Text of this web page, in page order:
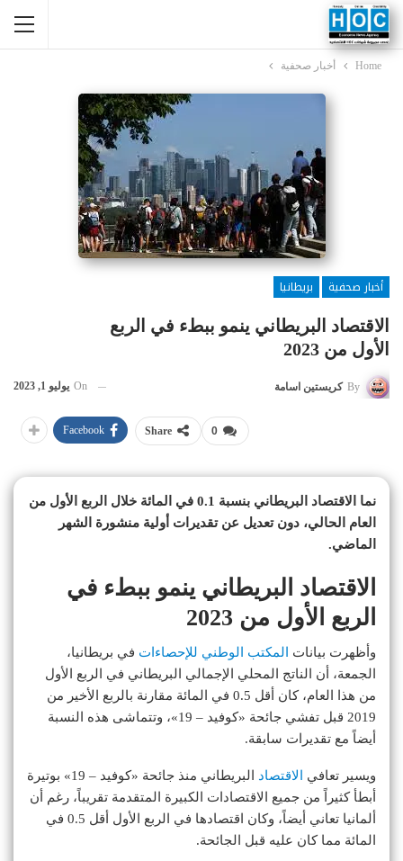
Home أخبار صحفية
أخبار صحفية
بريطانيا
الاقتصاد البريطاني ينمو ببطء في الربع
الأول من 2023
By كريستين اسامة On يوليو 1, 2023
0
Share
Facebook
نما الاقتصاد البريطاني بنسبة 0.1 في المائة خلال الربع الأول من
العام الحالي، دون تعديل عن تقديرات أولية منشورة الشهر
الماضي.
الاقتصاد البريطاني ينمو ببطء في
الربع الأول من 2023
وأظهرت بيانات المكتب الوطني للإحصاءات في بريطانيا،
الجمعة، أن الناتج المحلي الإجمالي البريطاني في الربع الأول
من هذا العام، كان أقل 0.5 في المائة مقارنة بالربع الأخير من
2019 قبل تفشي جائحة «كوفيد – 19»، وتتماشى هذه النسبة
أيضاً مع تقديرات سابقة.
ويسير تعافي الاقتصاد
البريطاني منذ جائحة «كوفيد – 19» بوتيرة
أبطأ كثيراً من جميع الاقتصادات الكبيرة المتقدمة تقريباً، رغم أن
ألمانيا تعاني أيضاً، وكان اقتصادها في الربع الأول أقل 0.5 في
المائة مما كان عليه قبل الجائحة.